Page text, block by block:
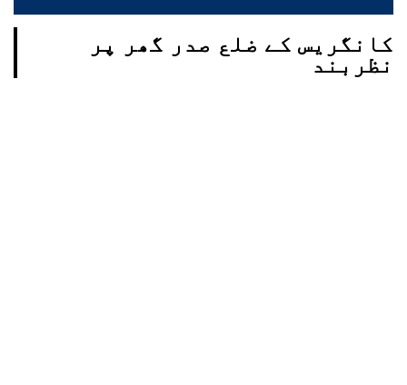
کانگریس کے ضلع صدر گھر پر
نظربند